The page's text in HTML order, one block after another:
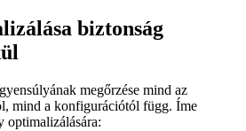
biztonság
megőrzése mind az
mind a konfigurációtól függ. Íme
optimalizálására: